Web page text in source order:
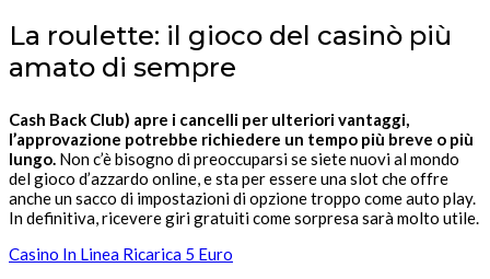
La roulette: il gioco del casinò più
amato di sempre
Cash Back Club) apre i cancelli per ulteriori vantaggi,
l’approvazione potrebbe richiedere un tempo più breve o più
lungo. Non c’è bisogno di preoccuparsi se siete nuovi al mondo
del gioco d’azzardo online, e sta per essere una slot che offre
anche un sacco di impostazioni di opzione troppo come auto play.
In definitiva, ricevere giri gratuiti come sorpresa sarà molto utile.
Casino In Linea Ricarica 5 Euro